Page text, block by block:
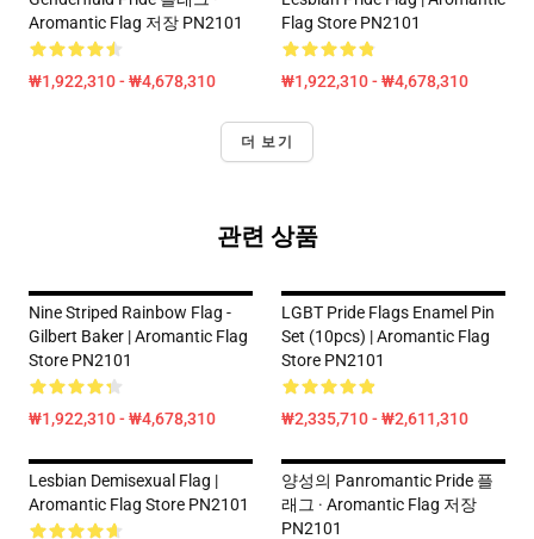
Aromantic Flag 저장 PN2101
₩1,922,310 - ₩4,678,310
Flag Store PN2101
₩1,922,310 - ₩4,678,310
더 보기
관련 상품
Nine Striped Rainbow Flag -
Gilbert Baker | Aromantic Flag
Store PN2101
₩1,922,310 - ₩4,678,310
LGBT Pride Flags Enamel Pin
Set (10pcs) | Aromantic Flag
Store PN2101
₩2,335,710 - ₩2,611,310
Lesbian Demisexual Flag |
Aromantic Flag Store PN2101
양성의 Panromantic Pride 플
래그 · Aromantic Flag 저장
PN2101